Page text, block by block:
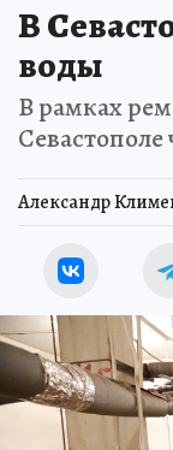
В
воды
В рамках
Александр